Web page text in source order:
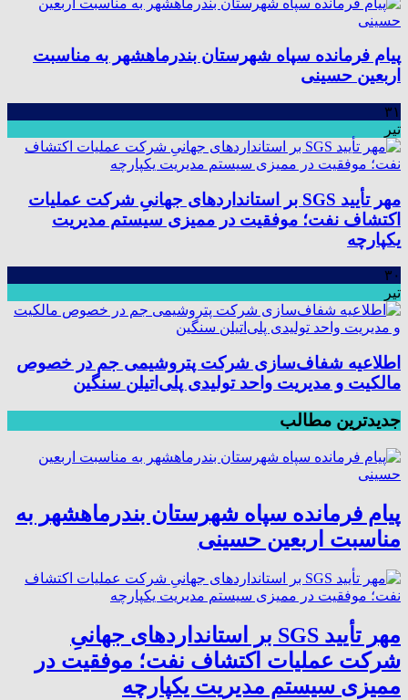
پیام فرمانده سپاه شهرستان بندرماهشهر به مناسبت
اربعین حسینی
۳۱
تیر
مهر تأیید SGS بر استانداردهای جهانیِ شرکت عملیات
اکتشاف نفت؛ موفقیت در ممیزی سیستم مدیریت
یکپارچه
۳۰
تیر
اطلاعیه شفاف‌سازی شرکت پتروشیمی جم در خصوص
مالکیت و مدیریت واحد تولیدی پلی‌اتیلن سنگین
جدیدترین مطالب
پیام فرمانده سپاه شهرستان بندرماهشهر به
مناسبت اربعین حسینی
مهر تأیید SGS بر استانداردهای جهانیِ
شرکت عملیات اکتشاف نفت؛ موفقیت در
ممیزی سیستم مدیریت یکپارچه